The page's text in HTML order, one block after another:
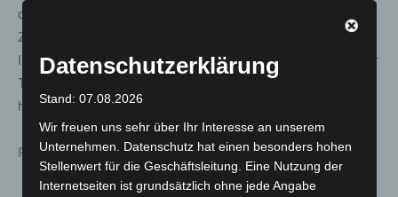
darüber hinaus. Nach der Corona-bedingten
Zwangspause ist dieses Jahr auch die hannoversche
Innenstadt wieder mit von der Partie. Einen Überblick der
Tourenziele erhalten Sie hier:
https://www.entdeckertag.de/Tourenziele.
RET35_Programmheft 2022_klein
Datenschutzerklärung
Stand: 07.08.2026
Wir freuen uns sehr über Ihr Interesse an unserem
Unternehmen. Datenschutz hat einen besonders hohen
Stellenwert für die Geschäftsleitung. Eine Nutzung der
Internetseiten ist grundsätzlich ohne jede Angabe